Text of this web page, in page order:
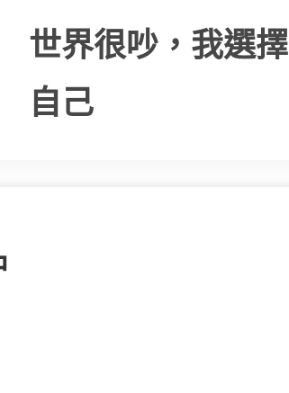
世界很吵，我選
自己